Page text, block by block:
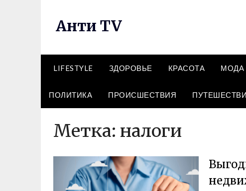
Анти TV
LIFESTYLE ЗДОРОВЬЕ КРАСОТА МОДА
ПОЛИТИКА ПРОИСШЕСТВИЯ
Метка: налоги